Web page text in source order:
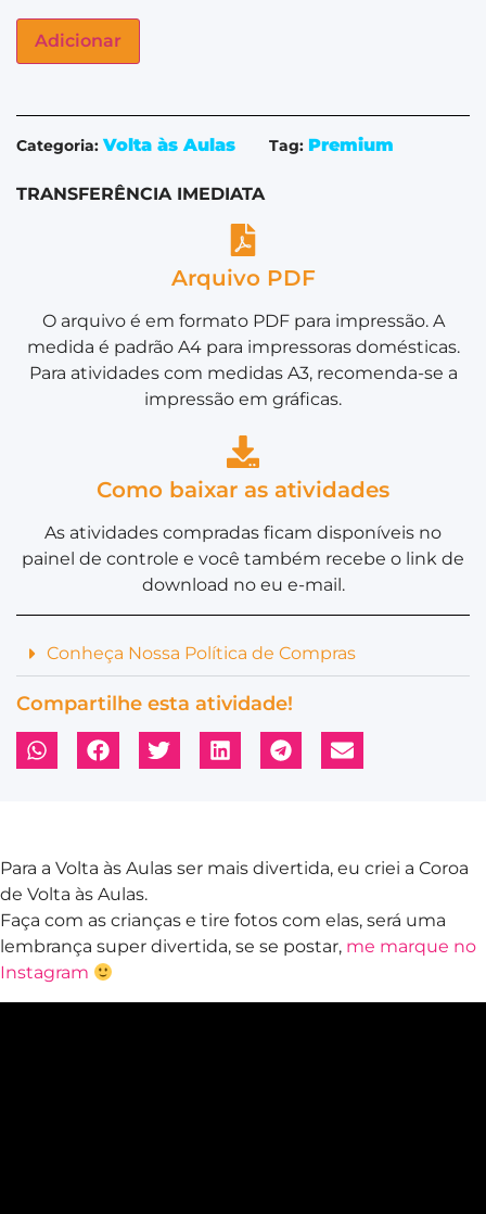
Adicionar
Categoria: Volta às Aulas Tag: Premium
TRANSFERÊNCIA IMEDIATA
Arquivo PDF
O arquivo é em formato PDF para impressão. A
medida é padrão A4 para impressoras domésticas.
Para atividades com medidas A3, recomenda-se a
impressão em gráficas.
Como baixar as atividades
As atividades compradas ficam disponíveis no
painel de controle e você também recebe o link de
download no eu e-mail.
Conheça Nossa Política de Compras
Compartilhe esta atividade!
Para a Volta às Aulas ser mais divertida, eu criei a Coroa
de Volta às Aulas.
Faça com as crianças e tire fotos com elas, será uma
lembrança super divertida, se se postar, me marque no
Instagram